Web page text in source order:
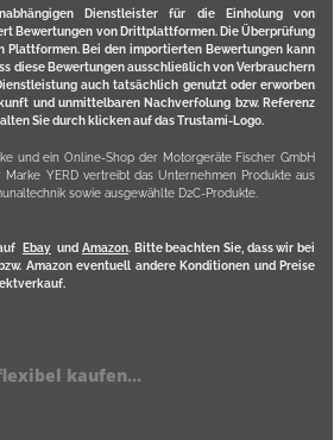
Dienstleister für die Einholung von
Bewertungen von Drittplattformen. Die Überprüfung
Plattformen. Bei den importierten Bewertungen kann
diese Bewertungen ausschließlich von Verbrauchern
auch tatsächlich genutzt oder erworben
und unmittelbaren Nachverfolung bzw. Referenz
Sie durch klicken auf das Trustami-Logo.
und ein Online-Shop der Motorgeräte Fischer GmbH
YERD vertreibt das Unternehmen Produkte aus
sowie ausgewählte D2C-Produkte.
Ebayund Amazon. Bitte beachten Sie, dass wir bei
Amazon eventuell andere Konditionen und Preise
kaufen...